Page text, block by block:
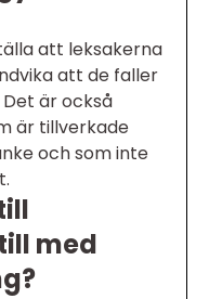
att leksakerna
att de faller
är också
är tillverkade
och som inte
med